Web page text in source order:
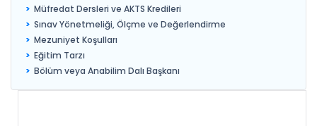
Müfredat Dersleri ve AKTS Kredileri
Sınav Yönetmeliği, Ölçme ve Değerlendirme
Mezuniyet Koşulları
Eğitim Tarzı
Bölüm veya Anabilim Dalı Başkanı